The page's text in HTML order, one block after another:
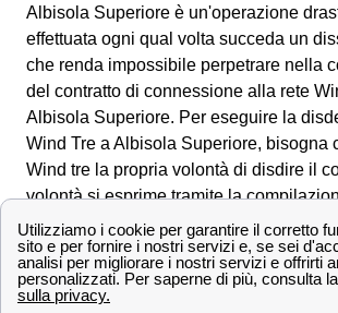
Albisola Superiore è un'operazione
effettuata ogni qual volta succeda un
che renda impossibile perpetrare nella
del contratto di connessione alla rete
Albisola Superiore. Per eseguire la
Wind Tre a Albisola Superiore, bisogna
Wind tre la propria volontà di disdire il
volontà si esprime tramite la
spedizione del:
Modulo di disdetta
puoi scaricare nell'area clienti del sito
può essere inviato a Wind Tre a
tramite diverse modalità: